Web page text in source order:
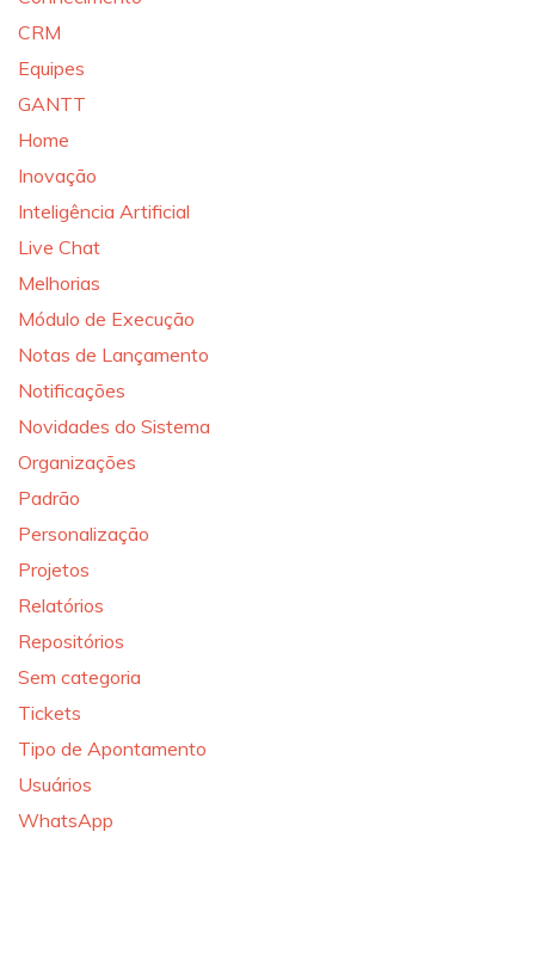
CRM
Equipes
GANTT
Home
Inovação
Inteligência Artificial
Live Chat
Melhorias
Módulo de Execução
Notas de Lançamento
Notificações
Novidades do Sistema
Organizações
Padrão
Personalização
Projetos
Relatórios
Repositórios
Sem categoria
Tickets
Tipo de Apontamento
Usuários
WhatsApp